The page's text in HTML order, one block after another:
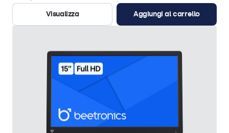
Visualizza
Aggiungi al carrello